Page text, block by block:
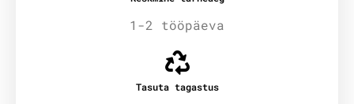
1-2 tööpäeva
Tasuta tagastus